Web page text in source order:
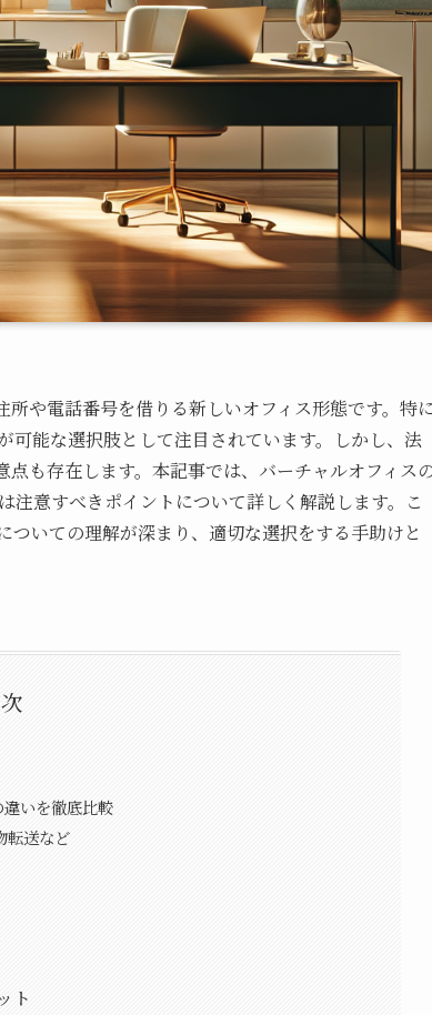
所や電話番号を借りる新しいオフィス形態です。特
能な選択肢として注目されています。しかし、法
も存在します。本記事では、バーチャルオフィス
意すべきポイントについて詳しく解説します。こ
いての理解が深まり、適切な選択をする手助けと
いを徹底比較
転送など
ト